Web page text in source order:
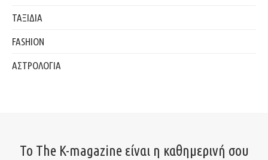
ΤΑΞΙΔΙΑ
FASHION
ΑΣΤΡΟΛΟΓΙΑ
Το The K-magazine είναι η καθημερινή σου